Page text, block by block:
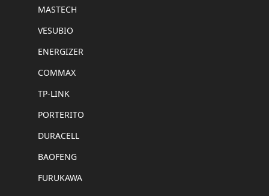
MASTECH
VESUBIO
ENERGIZER
COMMAX
TP-LINK
PORTERITO
DURACELL
BAOFENG
FURUKAWA